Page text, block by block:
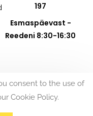
197
Esmaspäevast -
Reedeni 8:30-16:30
consent to the use of
Cookie Policy.